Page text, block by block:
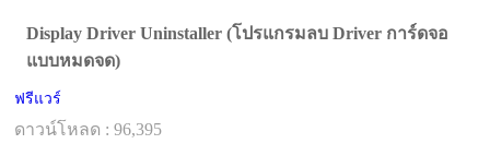
Display Driver Uninstaller (โปรแกรมลบ Driver การ์ดจอ
แบบหมดจด)
ฟรีแวร์
ดาวน์โหลด : 96,395